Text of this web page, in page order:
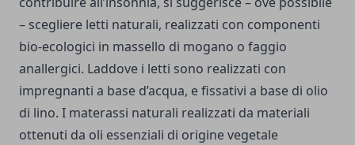
– scegliere letti naturali, realizzati con componenti
bio-ecologici in massello di mogano o faggio
anallergici. Laddove i letti sono realizzati con
impregnanti a base d’acqua, e fissativi a base di olio
di lino. I materassi naturali realizzati da materiali
ottenuti da oli essenziali di origine vegetale